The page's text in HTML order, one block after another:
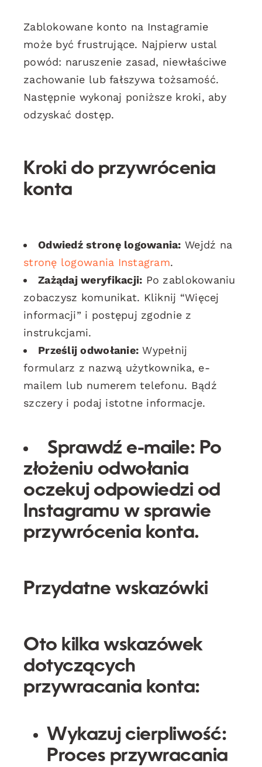
Zablokowane konto na Instagramie
może być frustrujące. Najpierw ustal
powód: naruszenie zasad, niewłaściwe
zachowanie lub fałszywa tożsamość.
Następnie wykonaj poniższe kroki, aby
odzyskać dostęp.
Kroki do przywrócenia
konta
Odwiedź stronę logowania: Wejdź na
stronę logowania Instagram.
Zażądaj weryfikacji: Po zablokowaniu
zobaczysz komunikat. Kliknij “Więcej
informacji” i postępuj zgodnie z
instrukcjami.
Prześlij odwołanie: Wypełnij
formularz z nazwą użytkownika, e-
mailem lub numerem telefonu. Bądź
szczery i podaj istotne informacje.
Sprawdź e-maile: Po
złożeniu odwołania
oczekuj odpowiedzi od
Instagramu w sprawie
przywrócenia konta.
Przydatne wskazówki
Oto kilka wskazówek
dotyczących
przywracania konta:
Wykazuj cierpliwość:
Proces przywracania